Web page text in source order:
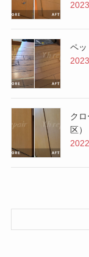
ペッ
ク
区）